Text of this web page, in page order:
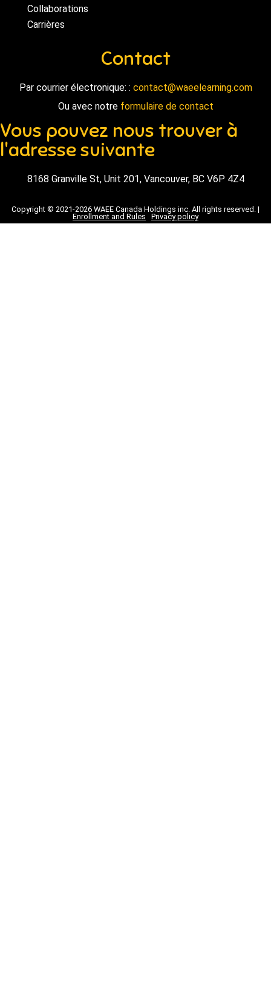
Collaborations
Carrières
Contact
Par courrier électronique: : contact@waeelearning.com
Ou avec notre formulaire de contact
Vous pouvez nous trouver à
l'adresse suivante
8168 Granville St, Unit 201, Vancouver, BC V6P 4Z4
Copyright © 2021-2026 WAEE Canada Holdings inc. All rights reserved. |
Enrollment and Rules
Privacy policy